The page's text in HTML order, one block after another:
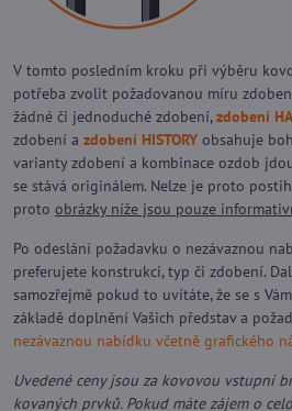
V tomto posledním kroku při výběru
potřeba zvolit požadovanou míru
žádné či jednoduché zdobení,zdobení
zdobení a zdobení HISTORY obsahuje
varianty zdobení a kombinace ozdob
se stává originálem. Nelze je proto
proto obrázky níže jsou pouze
Po odeslání požadavku o nezávaznou
preferujete konstrukci, typ či zdobení.
samozřejmě pokud to uvítáte, že se s
základě doplnění Vašich představ a
nezávaznou nabídku včetně grafického
Uvedené ceny jsou za kovovou vstupní
kovaných prvků. Pokud máte zájem o